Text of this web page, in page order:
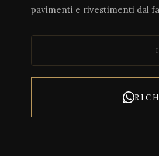
pavimenti e rivestimenti dal